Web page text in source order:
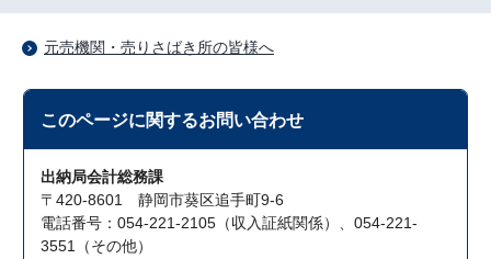
元売機関・売りさばき所の皆様へ
このページに関するお問い合わせ
出納局会計総務課
〒420-8601 静岡市葵区追手町9-6
電話番号：054-221-2105（収入証紙関係）、054-221-
3551（その他）